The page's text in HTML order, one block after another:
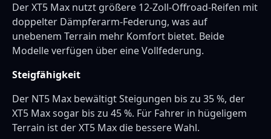
Der XT5 Max nutzt größere 12-Zoll-Offroad-Reifen mit
doppelter Dämpferarm-Federung, was auf
unebenem Terrain mehr Komfort bietet. Beide
Modelle verfügen über eine Vollfederung.
Steigfähigkeit
Der NT5 Max bewältigt Steigungen bis zu 35 %, der
XT5 Max sogar bis zu 45 %. Für Fahrer in hügeligem
Terrain ist der XT5 Max die bessere Wahl.